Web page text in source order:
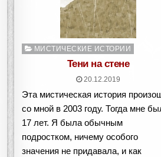
Опубликовано
МИСТИЧЕСКИЕ ИСТОРИИ
Тени на стене
20.12.2019
Эта мистическая история
со мной в 2003 году. Тогда мне
17 лет. Я была обычным
подростком, ничему особого
значения не придавала, и как